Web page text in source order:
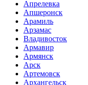
Апрелевка
Апшеронск
Арамиль
Арзамас
Владивосток
Армавир
Армянск
Арск
Артемовск
Архангельск